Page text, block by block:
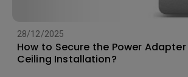
28/12/2025
How to Secure the Power Adapter
Ceiling Installation?